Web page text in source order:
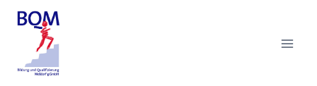
Zum
Inhalt
springen